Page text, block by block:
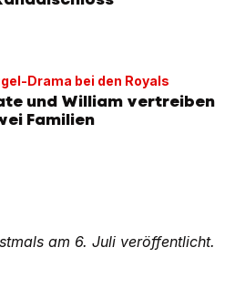
Drama bei den Royals
und William vertreiben
Familien
am 6. Juli veröffentlicht.